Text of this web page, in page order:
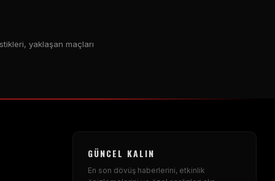
yaklaşan maçları
GÜNCEL KALIN
En son dövüş haberlerini, etkinlik